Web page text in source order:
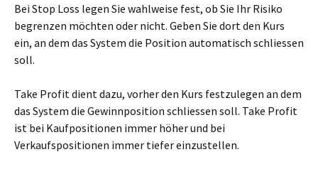
Bei Stop Loss legen Sie wahlweise fest, ob Sie Ihr Risiko
begrenzen möchten oder nicht. Geben Sie dort den Kurs
ein, an dem das System die Position automatisch schliessen
soll.
Take Profit dient dazu, vorher den Kurs festzulegen an dem
das System die Gewinnposition schliessen soll. Take Profit
ist bei Kaufpositionen immer höher und bei
Verkaufspositionen immer tiefer einzustellen.